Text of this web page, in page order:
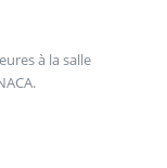
à la salle